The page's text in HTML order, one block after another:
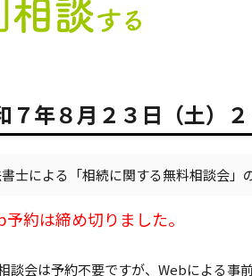
７年８月２３日（土）
士による「相続に関する無料相談会」
約は締め切りました。
談会は予約不要ですが、Webによる事